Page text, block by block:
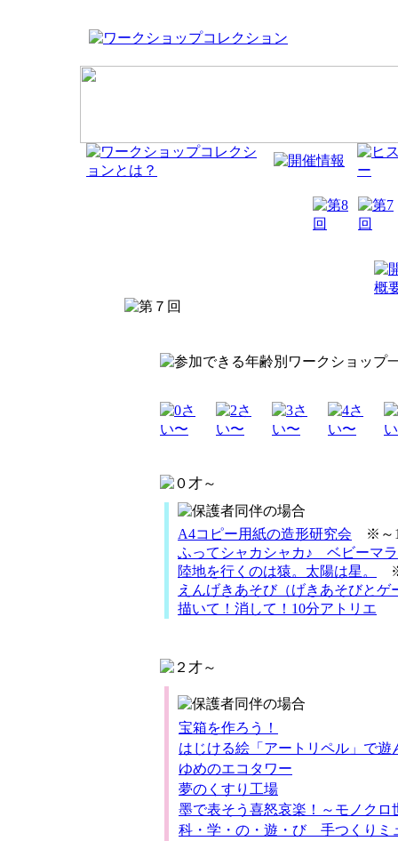
A4コピー用紙の造形研究会
※～
ふってシャカシャカ♪ ベビーマ
陸地を行くのは猿。太陽は星。
えんげきあそび（げきあそびと
描いて！消して！10分アトリエ
宝箱を作ろう！
はじける絵「アートリペル」で遊
ゆめのエコタワー
夢のくすり工場
墨で表そう喜怒哀楽！～モノクロ
科・学・の・遊・び 手つくりミ